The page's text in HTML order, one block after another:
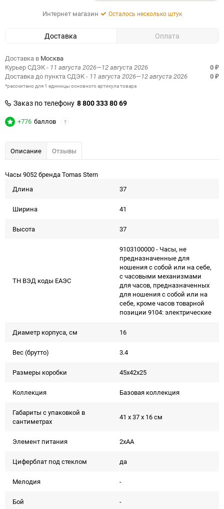
Интернет магазин Осталось несколько штук
Доставка Оплата
Доставка в Москва
Курьер СДЭК- 11 августа 2026—12 августа 2026 0 ₽
Доставка до пункта СДЭК- 11 августа 2026—12 августа 2026 0 ₽
*рассчитано для 1 единицы основного артикула товара
Заказ по телефону 8 800 333 80 69
+776 баллов ?
Описание Отзывы
Часы 9052 бренда Tomas Stern
Длина
37
Ширина 41
Высота 37
ТН ВЭД коды ЕАЭС
9103100000 - Часы, не
предназначенные для
ношения с собой или на себе,
с часовыми механизмами
для часов, предназначенных
для ношения с собой или на
себе, кроме часов товарной
позиции 9104: электрические
Диаметр корпуса, см 16
Вес (брутто) 3.4
Размеры коробки 45х42х25
Коллекция Базовая коллекция
Габариты с упаковкой в
сантиметрах
41 x 37 x 16 см
Элемент питания 2xAA
Циферблат под стеклом да
Мелодия -
Бой -